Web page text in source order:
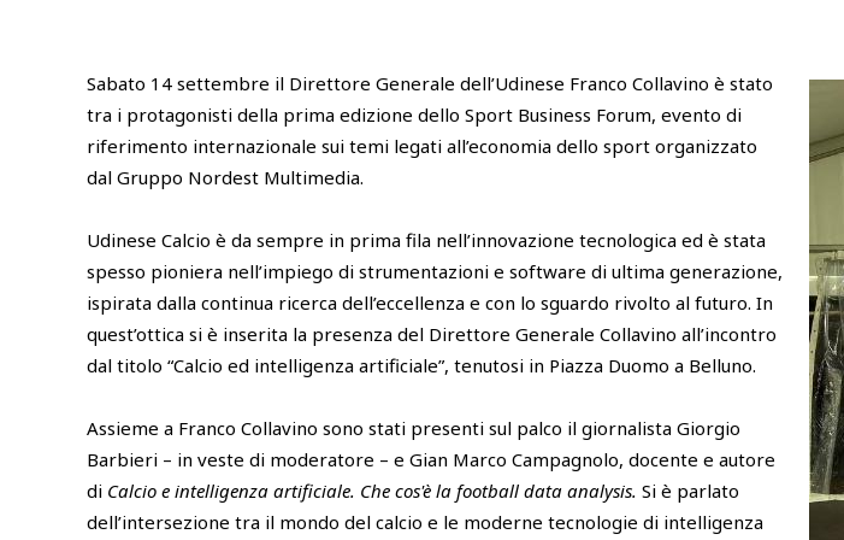
Sabato 14 settembre il Direttore Generale dell’Udinese Franco Collavino è stato
tra i protagonisti della prima edizione dello Sport Business Forum, evento di
riferimento internazionale sui temi legati all’economia dello sport organizzato
dal Gruppo Nordest Multimedia.
Udinese Calcio è da sempre in prima fila nell’innovazione tecnologica ed è stata
spesso pioniera nell’impiego di strumentazioni e software di ultima generazione,
ispirata dalla continua ricerca dell’eccellenza e con lo sguardo rivolto al futuro. In
quest’ottica si è inserita la presenza del Direttore Generale Collavino all’incontro
dal titolo “Calcio ed intelligenza artificiale”, tenutosi in Piazza Duomo a Belluno.
Assieme a Franco Collavino sono stati presenti sul palco il giornalista Giorgio
Barbieri – in veste di moderatore – e Gian Marco Campagnolo, docente e autore
di Calcio e intelligenza artificiale. Che cos'è la football data analysis. Si è parlato
dell’intersezione tra il mondo del calcio e le moderne tecnologie di intelligenza